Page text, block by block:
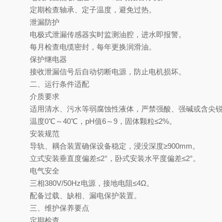
定期检查轴承、定子温度，避免过热。
泄漏防护
电极式泄漏传感器实时监测油腔，进水即报警。
每月检查电缆密封，每年更换润滑油。
保护继电器
接收泄漏信号后自动切断电源，防止电机损坏。
二、运行条件适配
介质要求
适用清水、污水等弱腐蚀性液体，严禁强酸、强碱或含尖
温度0℃～40℃， pH值6～9 ，固体颗粒≤2%。
安装规范
导轨、耦合装置确保设备稳定，浸没深度≥900mm。
立式安装垂直度偏差≤2°，卧式安装水平度偏差≤2°。
电气安全
三相380V/50Hz电源，接地电阻≤4Ω。
配备过载、缺相、漏电保护装置。
三、维护保养要点
定期检查